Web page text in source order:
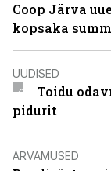
Coop Järva
kopsaka
UUDISED
Toidu
pidurit
ARVAMUSED